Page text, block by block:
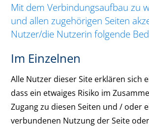
Mit dem Verbindungsaufbau zu
und allen zugehörigen Seiten
Nutzer/die Nutzerin folgende
Im Einzelnen
Alle Nutzer dieser Site erklären sich
dass ein etwaiges Risiko im
Zugang zu diesen Seiten und / oder
verbundenen Nutzung der Seite